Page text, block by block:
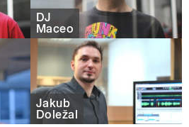
DJ
Maceo
Jakub
Doležal